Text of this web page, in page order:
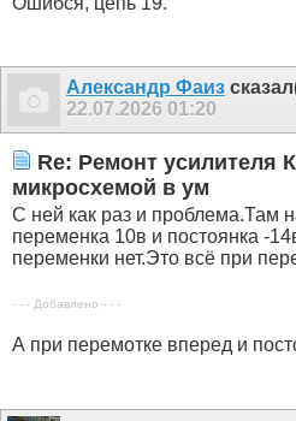
Александр Фаиз
22.07.2026 01:20
Re: Ремонт усилителя
микросхемой в ум
С ней как раз и проблема.Там
переменка 10в и постоянка -
переменки нет.Это всё при
- - - Добавлено - - -
А при перемотке вперед и